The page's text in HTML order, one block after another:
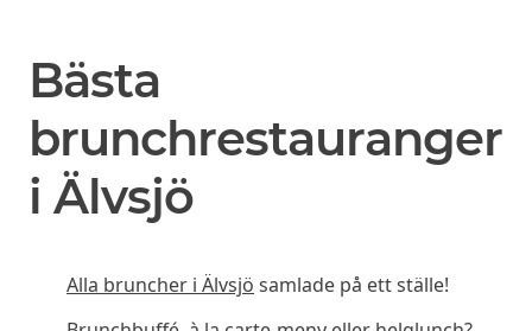
Bästa
brunchrestauranger
i Älvsjö
Alla bruncher i Älvsjö samlade på ett ställe!